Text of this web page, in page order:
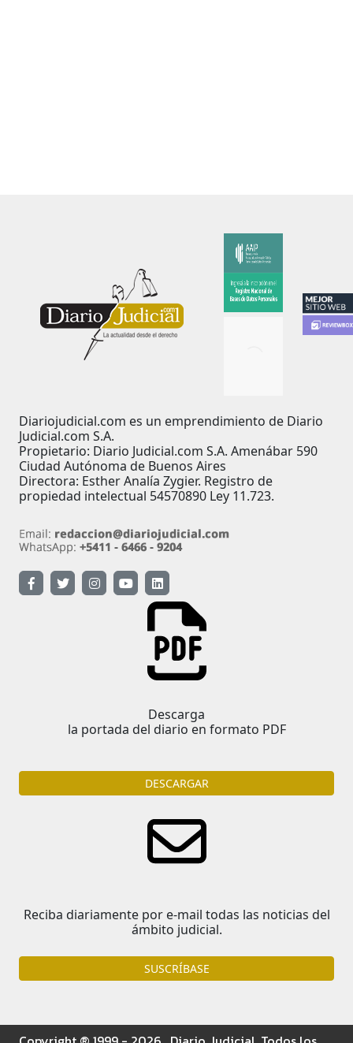
Diariojudicial.com es un emprendimiento de Diario
Judicial.com S.A.
Propietario: Diario Judicial.com S.A. Amenábar 590
Ciudad Autónoma de Buenos Aires
Directora: Esther Analía Zygier. Registro de
propiedad intelectual 54570890 Ley 11.723.
Descarga
la portada del diario en formato PDF
DESCARGAR
Reciba diariamente por e-mail todas las noticias del
ámbito judicial.
SUSCRÍBASE